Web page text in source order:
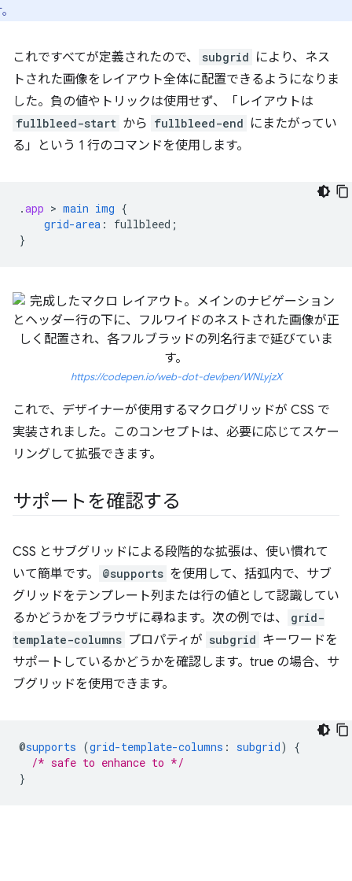
これですべてが定義されたので、 subgrid により、ネス
トされた画像をレイアウト全体に配置できるようになりま
した。負の値やトリックは使用せず、「レイアウトは
fullbleed-start から fullbleed-end にまたがってい
る」という 1 行のコマンドを使用します。
.app > main img {
grid-area : fullbleed ;
}
https://codepen.io/web-dot-dev/pen/WNLyjzX
これで、デザイナーが使用するマクログリッドが CSS で
実装されました。このコンセプトは、必要に応じてスケー
リングして拡張できます。
サポートを確認する
CSS とサブグリッドによる段階的な拡張は、使い慣れて
いて簡単です。
@supports を使用して、括弧内で、サブ
グリッドをテンプレート列または行の値として認識してい
るかどうかをブラウザに尋ねます。次の例では、
grid-
template-columns プロパティが subgrid キーワードを
サポートしているかどうかを確認します。true の場合、サ
ブグリッドを使用できます。
@supports (grid-template-columns : subgrid)
{
/* safe to enhance to */
}